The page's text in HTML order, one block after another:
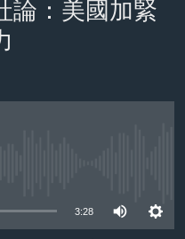
論：美國加緊
3:28